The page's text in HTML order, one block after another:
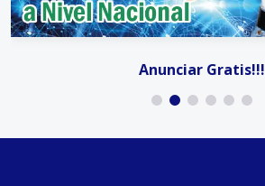
Anunciar Gratis!!!